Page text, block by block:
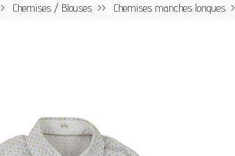
Chemises / Blouses Chemises manches longues